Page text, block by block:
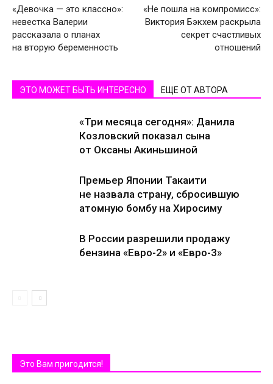
«Девочка — это классно»:
невестка Валерии
рассказала о планах
на вторую беременность
«Не пошла на компромисс»:
Виктория Бэкхем раскрыла
секрет счастливых
отношений
ЭТО МОЖЕТ БЫТЬ ИНТЕРЕСНО ЕЩЕ ОТ АВТОРА
«Три месяца сегодня»: Данила
Козловский показал сына
от Оксаны Акиньшиной
Премьер Японии Такаити
не назвала страну, сбросившую
атомную бомбу на Хиросиму
В России разрешили продажу
бензина «Евро-2» и «Евро-3»
Это Вам пригодится!